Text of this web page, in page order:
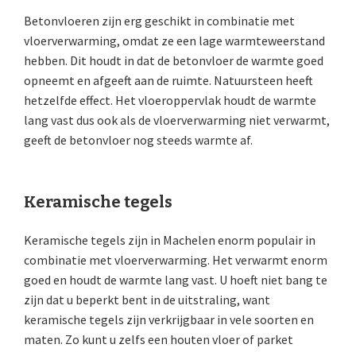
Betonvloeren zijn erg geschikt in combinatie met
vloerverwarming, omdat ze een lage warmteweerstand
hebben. Dit houdt in dat de betonvloer de warmte goed
opneemt en afgeeft aan de ruimte. Natuursteen heeft
hetzelfde effect. Het vloeroppervlak houdt de warmte
lang vast dus ook als de vloerverwarming niet verwarmt,
geeft de betonvloer nog steeds warmte af.
Keramische tegels
Keramische tegels zijn in Machelen enorm populair in
combinatie met vloerverwarming. Het verwarmt enorm
goed en houdt de warmte lang vast. U hoeft niet bang te
zijn dat u beperkt bent in de uitstraling, want
keramische tegels zijn verkrijgbaar in vele soorten en
maten. Zo kunt u zelfs een houten vloer of parket